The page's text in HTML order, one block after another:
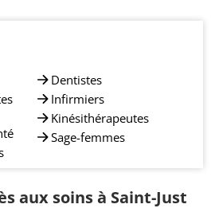
Dentistes
Infirmiers
Kinésithérapeutes
Sage-femmes
aux soins à Saint-Just